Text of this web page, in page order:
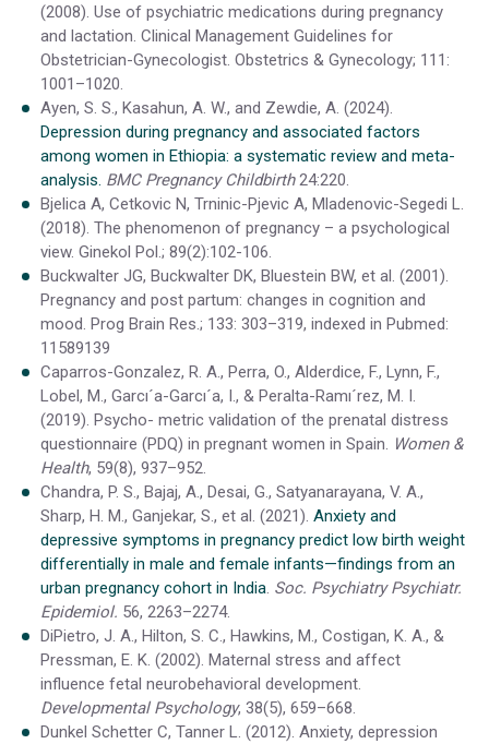
(2008). Use of psychiatric medications during pregnancy
and lactation. Clinical Management Guidelines for
Obstetrician-Gynecologist. Obstetrics & Gynecology; 111:
1001–1020.
Ayen, S. S., Kasahun, A. W., and Zewdie, A. (2024).
Depression during pregnancy and associated factors
among women in Ethiopia: a systematic review and meta-
analysis. BMC Pregnancy Childbirth24:220.
Bjelica A, Cetkovic N, Trninic-Pjevic A, Mladenovic-Segedi L.
(2018). The phenomenon of pregnancy – a psychological
view. Ginekol Pol.; 89(2):102-106.
Buckwalter JG, Buckwalter DK, Bluestein BW, et al. (2001).
Pregnancy and post partum: changes in cognition and
mood. Prog Brain Res.; 133: 303–319, indexed in Pubmed:
11589139
Caparros-Gonzalez, R. A., Perra, O., Alderdice, F., Lynn, F.,
Lobel, M., Garcı´a-Garcı´a, I., & Peralta-Ramı´rez, M. I.
(2019). Psycho- metric validation of the prenatal distress
questionnaire (PDQ) in pregnant women in Spain. Women &
Health, 59(8), 937–952.
Chandra, P. S., Bajaj, A., Desai, G., Satyanarayana, V. A.,
Sharp, H. M., Ganjekar, S., et al. (2021). Anxiety and
depressive symptoms in pregnancy predict low birth weight
differentially in male and female infants—findings from an
urban pregnancy cohort in India. Soc. Psychiatry Psychiatr.
Epidemiol. 56, 2263–2274.
DiPietro, J. A., Hilton, S. C., Hawkins, M., Costigan, K. A., &
Pressman, E. K. (2002). Maternal stress and affect
influence fetal neurobehavioral development.
Developmental Psychology, 38(5), 659–668.
Dunkel Schetter C, Tanner L. (2012). Anxiety, depression